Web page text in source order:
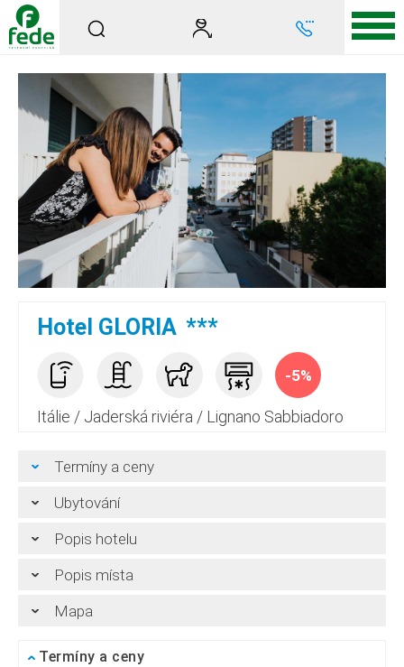
Hotel GLORIA ***
-5%
Itálie / Jaderská riviéra / Lignano Sabbiadoro
Termíny a ceny
Ubytování
Popis hotelu
Popis místa
Mapa
Termíny a ceny